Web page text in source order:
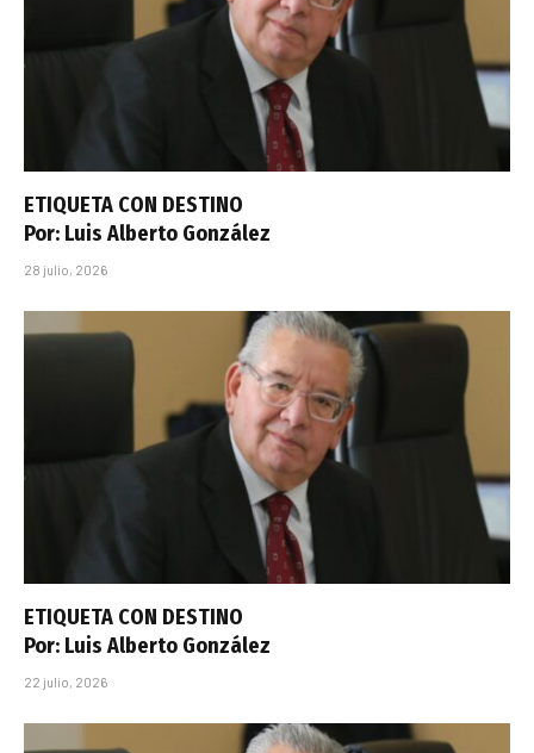
ETIQUETA CON DESTINO
Por: Luis Alberto González
28 julio, 2026
ETIQUETA CON DESTINO
Por: Luis Alberto González
22 julio, 2026